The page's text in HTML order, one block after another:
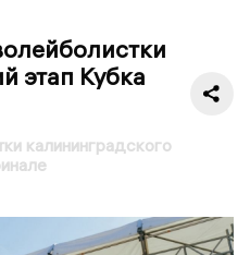
этап Кубка
калининградского